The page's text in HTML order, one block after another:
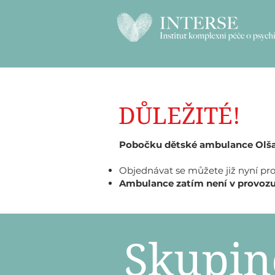
DŮLEŽITÉ!
Pobočku dětské ambulance
Objednávat se můžete již nyní
Ambulance zatím není v